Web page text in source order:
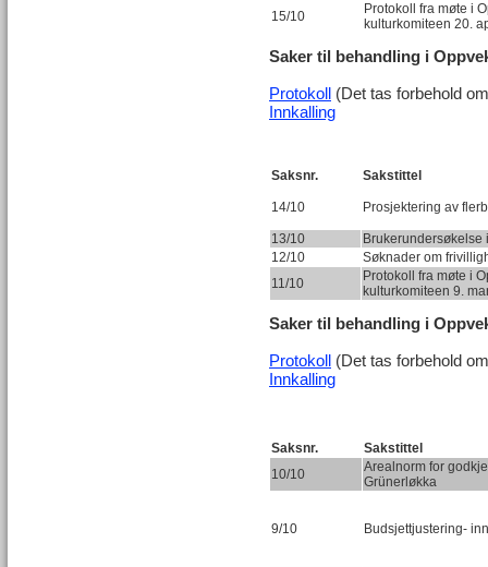
15/10
Protokoll fra møte i
kulturkomiteen 20.
Saker til behandling i
Protokoll (Det tas forbehold
Innkalling
Saksnr. Sakstittel
14/10 Prosjektering av
13/10
12/10
Søknader om
11/10
Protokoll fra møte i
kulturkomiteen 9.
Saker til behandling i
Protokoll (Det tas forbehold
Innkalling
Saksnr.
Sakstittel
10/10
Arealnorm for
Grünerløkka
9/10 Budsjettjustering-